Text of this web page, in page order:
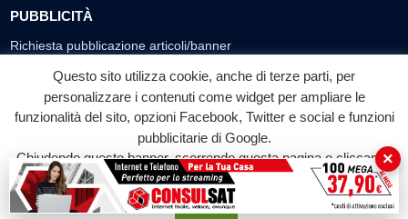
PUBBLICITÀ
Richiesta pubblicazione articoli/banner
SEGUICI SUI SOCIAL
f
Facebook
◎ ▶
YouTube
© 2026 LABTV - Tutti i diritti riservati
Questo sito utilizza cookie, anche di terze parti, per
personalizzare i contenuti come widget per ampliare le
funzionalità del sito, opzioni Facebook, Twitter e social e funzioni
pubblicitarie di Google.
Chiudendo questo banner, scorrendo questa pagina o cliccando
su qualunque suo elemento acconsenti all'uso dei cookie.
Accetta
×